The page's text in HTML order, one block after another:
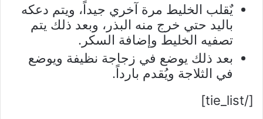
يٌقلب الخليط مرة آخري جيداً، ويتم دعكه
باليد حتي خرج منه البذر، وبعد ذلك يتم
تصفيه الخليط وإضافة السكر.
بعد ذلك يوضع في زجاجة نظيفة ويوضع
في الثلاجة ويُقدم بارداً.
[/tie_list]